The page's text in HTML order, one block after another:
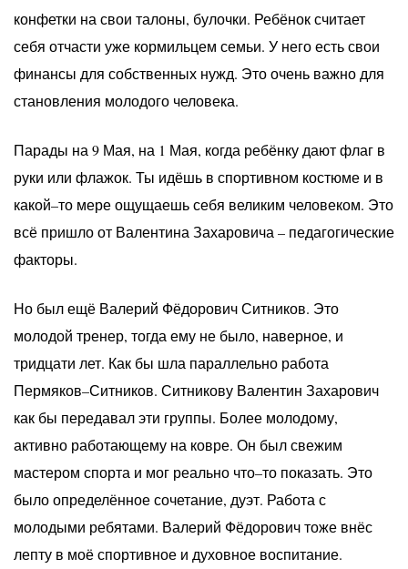
конфетки на свои талоны, булочки. Ребёнок считает
себя отчасти уже кормильцем семьи. У него есть свои
финансы для собственных нужд. Это очень важно для
становления молодого человека.
Парады на 9 Мая, на 1 Мая, когда ребёнку дают флаг в
руки или флажок. Ты идёшь в спортивном костюме и в
какой–то мере ощущаешь себя великим человеком. Это
всё пришло от Валентина Захаровича – педагогические
факторы.
Но был ещё Валерий Фёдорович Ситников. Это
молодой тренер, тогда ему не было, наверное, и
тридцати лет. Как бы шла параллельно работа
Пермяков–Ситников. Ситникову Валентин Захарович
как бы передавал эти группы. Более молодому,
активно работающему на ковре. Он был свежим
мастером спорта и мог реально что–то показать. Это
было определённое сочетание, дуэт. Работа с
молодыми ребятами. Валерий Фёдорович тоже внёс
лепту в моё спортивное и духовное воспитание.